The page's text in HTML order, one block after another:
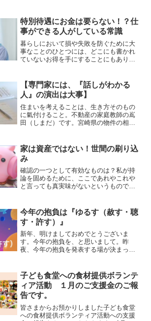
特別待遇にお金は要らない！？仕
事ができる人がしている常識
暮らしにおいて損や失敗を防ぐために大
事なことのひとつには、どこにも書かれ
ていないお得を手にすることにもありま
りします。一体なにが違うのか？その根
本を見てみましょう。
【専門家には、『話しがわかる
人』の演出は大事】
住まいを考えることは、生き方そのもの
に氣付けること。不動産の家庭教師の嶌
田（しまだ）です。宮崎県の物件の相続
の処理で、皆さんが戸惑うことは『損の
ない効率的な流れ』ではな...
家は資産ではない！世間の刷り込
み
確認の一つとして有効なものは？私が持
論を固めるために、ここであれやこれや
と言っても真実味がないというもので
あなたの生命保険の担当者、有価証券や
投資会社などの資産形成に携わ...
今年の抱負は『ゆるす（赦す・聴
す・許す）』
新年、明けましておめでとうございま
す。今年の抱負を、と思いまして。昨
夜、今年の抱負を発表する場が決まって
なステージです。別に仕事は変えないで
すよ？不動産トラブルバスター...
子ども食堂への食材提供ボランテ
ィア活動 １月のご支援金のご報
告です。
皆さまからお預かりしました子ども食堂
への食材提供ボランティア活動への支援